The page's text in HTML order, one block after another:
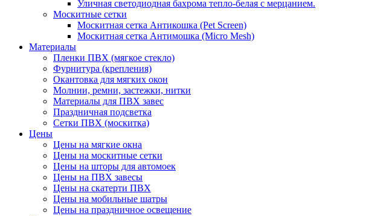
Уличная светодиодная бахрома тепло-белая с мерцанием.
Москитные сетки
Москитная сетка Антикошка (Pet Screen)
Москитная сетка Антимошка (Micro Mesh)
Материалы
Пленки ПВХ (мягкое стекло)
Фурнитура (крепления)
Окантовка для мягких окон
Молнии, ремни, застежки, нитки
Материалы для ПВХ завес
Праздничная подсветка
Сетки ПВХ (москитка)
Цены
Цены на мягкие окна
Цены на москитные сетки
Цены на шторы для автомоек
Цены на ПВХ завесы
Цены на скатерти ПВХ
Цены на мобильные шатры
Цены на праздничное освещение